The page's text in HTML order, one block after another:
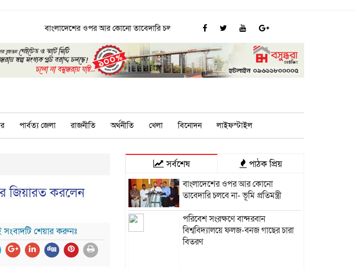
বাংলাদেশের ওপর আর কোনো তাবেদারি চলবে না- ভূমি প্রতিমন্ত্রী পরিবেশ সংরক্ষণে বান্দরবান বিশ্ববিদ্যালয়ে
পার্বত্য জেলা রাজনীতি অর্থনীতি খেলা বিনোদন লাইফস্টাইল
জিয়ারত করলেন
শেয়ার করুনঃ
সর্বশেষ পাঠক প্রিয়
বাংলাদেশের ওপর আর কোনো
তাবেদারি চলবে না- ভূমি প্রতিমন্ত্রী
পরিবেশ সংরক্ষণে বান্দরবান
বিশ্ববিদ্যালয়ে ফলজ-বনজ গাছের চারা
বিতরণ